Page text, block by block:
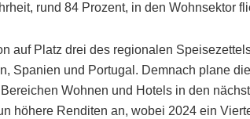
rund 84 Prozent, in den Wohnsektor
auf Platz drei des regionalen
Spanien und Portugal. Demnach plane
Wohnen und Hotels in den
höhere Renditen an, wobei 2024 ein